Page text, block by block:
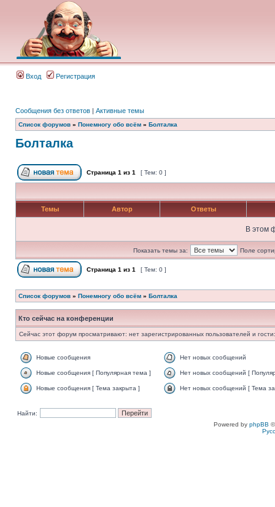
Вход Регистрация
Сообщения без ответов | Активные темы
Список форумов » Понемногу обо всём » Болталка
Болталка
Страница 1 из 1 [ Тем: 0 ]
Темы Автор Ответы
В этом
Показать темы за: Поле
Страница 1 из 1 [ Тем: 0 ]
Список форумов » Понемногу обо всём » Болталка
Кто сейчас на конференции
Сейчас этот форум просматривают: нет зарегистрированных пользователей и
Новые сообщения Нет новых сообщений
Новые сообщения [ Популярная тема ] Нет новых сообщений [
Новые сообщения [ Тема закрыта ] Нет новых сообщений [ Тема
Найти:
Powered by phpBB